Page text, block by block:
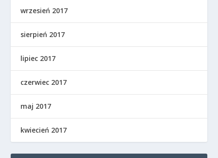
wrzesień 2017
sierpień 2017
lipiec 2017
czerwiec 2017
maj 2017
kwiecień 2017